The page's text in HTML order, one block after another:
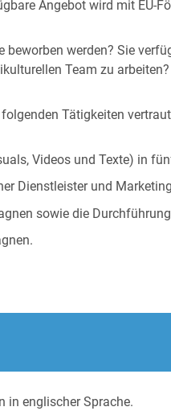
Angebot wird mit EU-
beworben werden? Sie
Team zu arbeiten?
Tätigkeiten
Videos und Texte) in
Dienstleister und
sowie die
in englischer Sprache.